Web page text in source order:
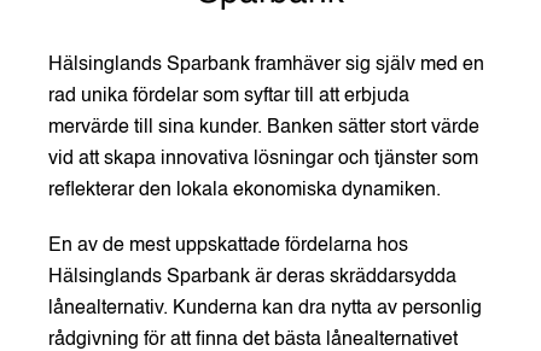
Hälsinglands Sparbank framhäver sig själv med en
rad unika fördelar som syftar till att erbjuda
mervärde till sina kunder. Banken sätter stort värde
vid att skapa innovativa lösningar och tjänster som
reflekterar den lokala ekonomiska dynamiken.
En av de mest uppskattade fördelarna hos
Hälsinglands Sparbank är deras skräddarsydda
lånealternativ. Kunderna kan dra nytta av personlig
rådgivning för att finna det bästa lånealternativet